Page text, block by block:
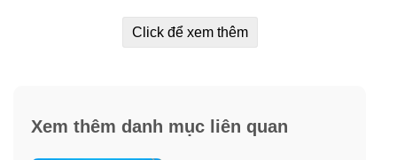
Click để xem thêm
Xem thêm danh mục liên quan